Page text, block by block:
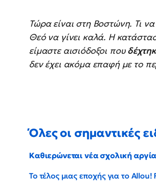
Τώρα είναι στη Βοστώνη. Τι
Θεό να γίνει καλά. Η
είμαστε αισιόδοξοι που
δεν έχει ακόμα επαφή με το
Όλες οι σημαντικές
Καθιερώνεται νέα σχολική
Το τέλος μιας εποχής για το